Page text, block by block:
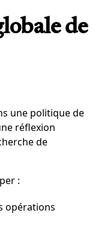
de
une politique de
réflexion
de
:
opérations